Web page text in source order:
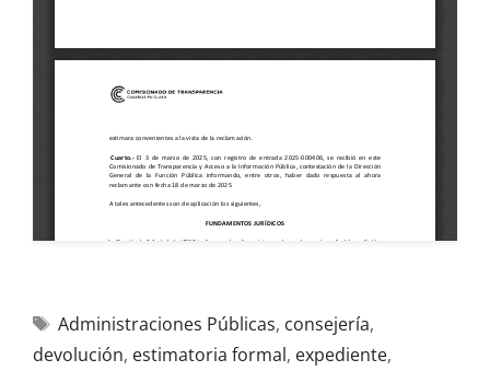
Administraciones Públicas, consejería,
devolución, estimatoria formal, expediente,